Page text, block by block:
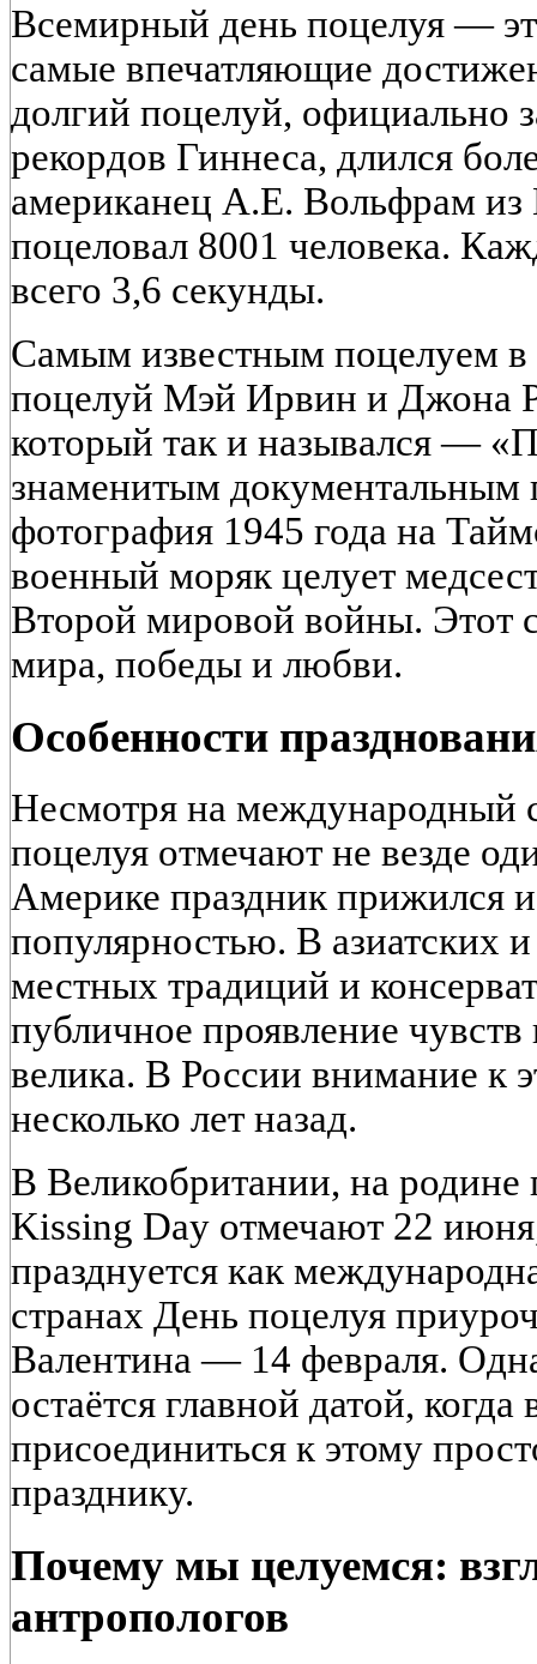
Всемирный день поцелуя —
самые впечатляющие
долгий поцелуй, официально
рекордов Гиннеса, длился
американец А.Е. Вольфрам из
поцеловал 8001 человека.
всего 3,6 секунды.
Самым известным поцелуем в
поцелуй Мэй Ирвин и Джона
который так и назывался —
знаменитым документальным
фотография 1945 года на
военный моряк целует
Второй мировой войны. Этот
мира, победы и любви.
Особенности
Несмотря на международный
поцелуя отмечают не везде
Америке праздник прижился
популярностью. В азиатских
местных традиций и
публичное проявление
велика. В России внимание
несколько лет назад.
В Великобритании, на родине
Kissing Day отмечают 22
празднуется как
странах День поцелуя
Валентина — 14 февраля.
остаётся главной датой,
присоединиться к этому
празднику.
Почему мы целуемся:
антропологов